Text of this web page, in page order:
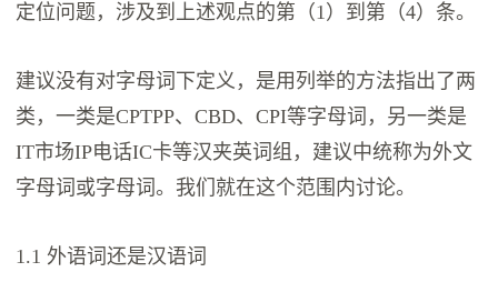
定位问题，涉及到上述观点的第（1）到第（4）条。
建议没有对字母词下定义，是用列举的方法指出了两
类，一类是CPTPP、CBD、CPI等字母词，另一类是
IT市场IP电话IC卡等汉夹英词组，建议中统称为外文
字母词或字母词。我们就在这个范围内讨论。
1.1 外语词还是汉语词